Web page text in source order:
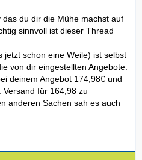
du dir die Mühe machst auf
sinnvoll ist dieser Thread
jetzt schon eine Weile) ist selbst
von dir eingestellten Angebote.
deinem Angebot 174,98€ und
Versand für 164,98 zu
anderen Sachen sah es auch